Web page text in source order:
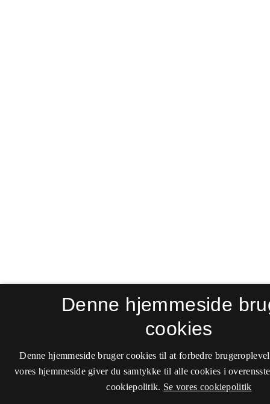
Denne hjemmeside
cookies
Denne hjemmeside bruger cookies til at forbedre
vores hjemmeside giver du samtykke til alle cookies i
cookiepolitik. Se vores cookiepolitik